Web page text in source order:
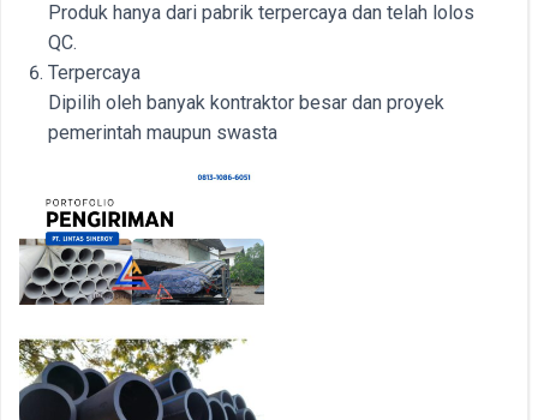
Produk hanya dari pabrik terpercaya dan telah lolos
QC.
Terpercaya
Dipilih oleh banyak kontraktor besar dan proyek
pemerintah maupun swasta